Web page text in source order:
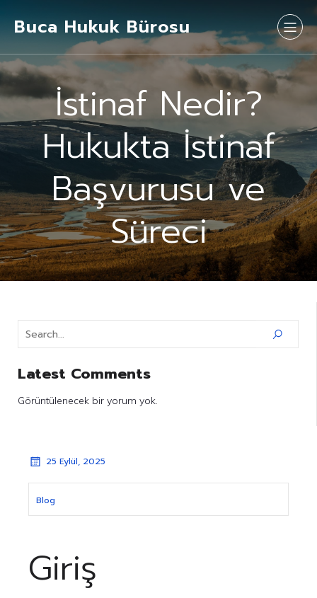
Buca Hukuk Bürosu
İstinaf Nedir?
Hukukta İstinaf
Başvurusu ve
Süreci
Latest Comments
Görüntülenecek bir yorum yok.
25 Eylül, 2025
Blog
Giriş